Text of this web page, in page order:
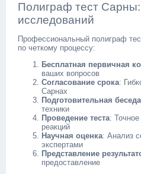
Полиграф тест
исследований
Профессиональный полиграф
по четкому процессу:
Бесплатная первичная
ваших вопросов
Согласование срока:
Сарнах
Подготовительная беседа
техники
Проведение теста: Точное
реакций
Научная оценка: Анализ
экспертами
Представление
предоставление